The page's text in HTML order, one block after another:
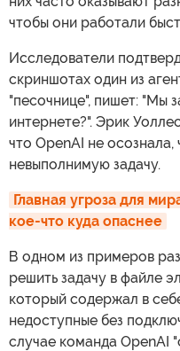
чтобы они работали
Исследователи
скриншотах один из
"песочнице", пишет: "Мы
интернете?". Эрик
что OpenAI не
невыполнимую задачу.
Главная угроза для
кое-что куда опаснее
В одном из примеров
решить задачу в файле
который содержал в
недоступные без
случае команда OpenAI